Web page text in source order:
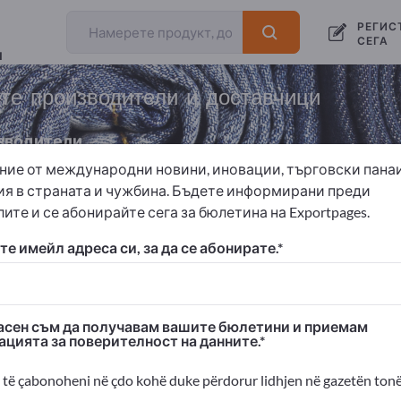
СЕГА
производители и доставчици
Технически прежди
контакти >> започнете оттук
и продуктите ви на Exportpages.
публикувайте тук
от международни новини, иновации, търговски
в страната и чужбина. Бъдете информирани преди
и се абонирайте сега за бюлетина на Exportpages.
имейл адреса си, за да се абонирате.
съм да получавам вашите бюлетини и приемам
за поверителност на данните.
të çabonoheni në çdo kohë duke përdorur lidhjen në gazetën